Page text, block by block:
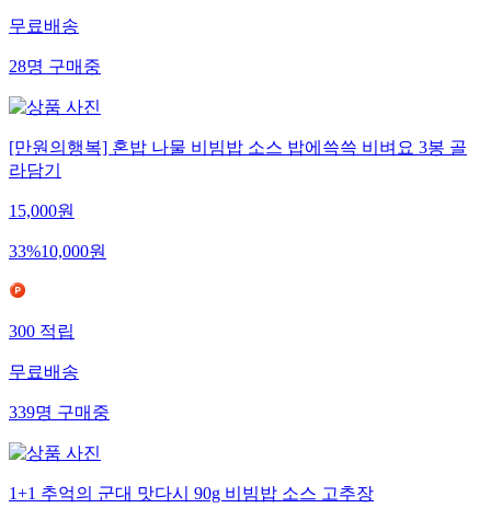
무료배송
28명구매중
[만원의행복] 혼밥 나물 비빔밥 소스 밥에쓱쓱 비벼요 3봉 골
라담기
15,000원
33%10,000원
300적립
무료배송
339명구매중
1+1 추억의 군대 맛다시 90g 비빔밥 소스 고추장